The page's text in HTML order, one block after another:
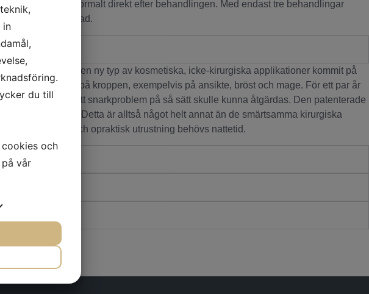
äta, drick, tala normalt direkt efter behandlingen. Med endast tre behandlingar
sig mer utvilad.
senare år har en ny typ av kosmetiska, icke-kirurgiska applikationer kommit på
år använts utanpå kroppen, exempelvis på ansikte, bröst och mage. För ett par år
i svalget och att snarkproblem på så sätt skulle kunna åtgärdas. Den patenterade
smärtfri. Detta är alltså något helt annat än de smärtsamma kirurgiska
obekväm och opraktisk utrustning behövs nattetid.
in
du till
och
vår